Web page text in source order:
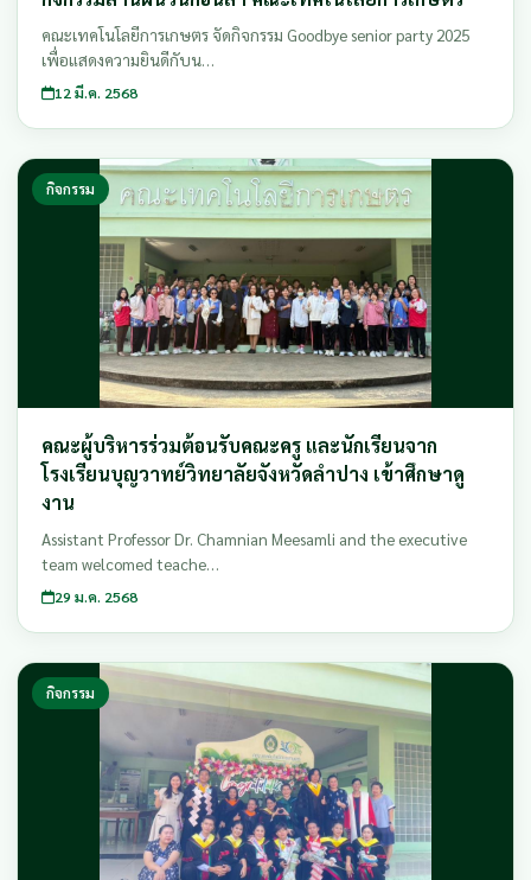
คณะเทคโนโลยีการเกษตร จัดกิจกรรม Goodbye senior party 2025
เพื่อแสดงความยินดีกับน…
12 มี.ค. 2568
กิจกรรม
คณะผู้บริหารร่วมต้อนรับคณะครู และนักเรียนจาก
โรงเรียนบุญวาทย์วิทยาลัยจังหวัดลำปาง เข้าศึกษาดู
งาน
Assistant Professor Dr. Chamnian Meesamli and the executive
team welcomed teache…
29 ม.ค. 2568
กิจกรรม